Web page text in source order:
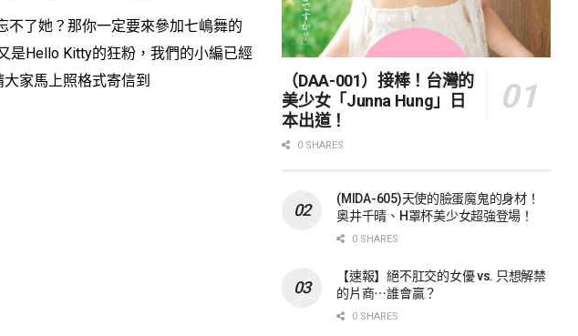
不了她？那你一定要來參加七嶋舞的
是 Hello Kitty的狂粉，我們的小編已經
家馬上照格式寄信到
（DAA-001）接棒！台灣的
美少女「Junna Hung」日
本出道！
0 SHARES
(MIDA-605)天使的臉蛋魔鬼的身材！
奥井千晴、H罩杯美少女超強登場！
0 SHARES
【速報】絕不肛交的女優 vs. 只想解禁
的片商⋯誰會贏？
0 SHARES